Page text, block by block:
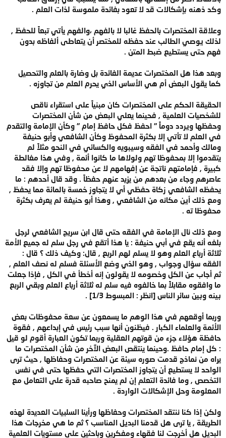
وكد ذهنه بإشكالات قد لا تعود بفائدة ملموسة لذات العلم .
وعلاقة المختصرات بالحفظ غالبا لا بالفهم ،والفهم يأتي تبعاً للحفظ ,
لذلك يوصي الطالب عند حفظه للمختصر أن يتعاطى ألفاظه بدون
فهم حتى يستطيع ضبط المتن .
وبعد هذا هل المختصرات عديمة الفائدة بل وضارة بالعلم والتحصيل
كما يقول البعض أم هي الأساس الذي يحرم العلم من تجاوزه .
الحقيقة الحكم على المختصرات كان مبنياً على استقراء ناقص
للشخصيات العلمية , فحينما يعلي البعض من شأن المختصرات
وحفظها ويردد دوماً " احفظ فكل حافظ إمام " وكأن الإمامة والتقدم
في العلم لا تأتي إلا بكثرة المحفوظ وكأن الشافعي وأبو حنيفة
ومالك وأحمد في الفقه وسيبويه والكسائي في النحو مثلاً لم
يتقدموا إلا بمحفوظا تهم ولولاها ما كانوا أئمة , وفي هذا مغالطة
كبيرة , فإمامتهم ناتجة عن إفهامهم لا عن محفوظا تهم وإلا فقد
عاصرهم وجاء من بعدهم من يزيد عنهم حفظاً . وقد قال أحدهم : ما
يحفظه الشافعي زكاة حفظي أي لا يتجاوز خمسة بالمائة مما يحفظ ,
ومع ذلك أين مكانه من الشافعي , وهذا أبو حنيفة لم يعرف بكثرة
محفوظا ته .
ومع ذلك نال الإمامة في الفقه حتى قال ابن سريج الشافعي لرجل
بلغه أنه يقع في أبي حنيفة : يا هذا أتقع في رجل سلم له جميع الأمة
ثلاثة أرباع العلم وهو لا يسلم لهم الربع , قال: وكيف ذلك ؟ قال :
الفقه سؤال وجواب , وهو الذي وضع الأسئلة فسلم له نصف العلم ,
ثم أجاب عن الكل وخصومه لا يقولون إنه أخطأ في الكل , فإذا جعلت
ما وافقوه مقابلاً بما خالفوه فيه سلم له ثلاثة أرباع العلم وبقي الربع
بينه وبين سائر الناس [انظر : المبسوط 1/3] .
وربما أوقعهم في هذا الوهم ما يسمعون عن سعة محفوظات بعض
الأئمة والعلماء الكبار . فيظنون أنها سبب رئيس في إبداعهم , فقوة
حافظة هؤلاء جزء من قوتهم العقلية وربما تكون العبارة أقوم لو قيل
: كل إمام حافظ .وحينما ينتقص البعض الآخر من شأن المختصرات ما
يراه من نماذج قدمت صوره سيئة عن المختصرات وحفاظها , حيث ترى
الواحد لا يستطيع أن يتجاوز المختصرات التي حفظها حتى في نفس
التخصص , وما فائدة التعلم إن لم يمنح صاحبه قدرة على التعامل مع
المعلومة وحل الإشكالات الواردة .
ولكن إذا كنا ننتقد المختصرات وحفاظها ورأينا السلبيات العديدة لهذه
الطريقة , يا ترى هل قدمنا البديل المناسب ؟ ثم ما هي مخرجات هذا
البديل هل أخرجت لنا فقهاء ومفكرين وباحثين على مستويات العلمية